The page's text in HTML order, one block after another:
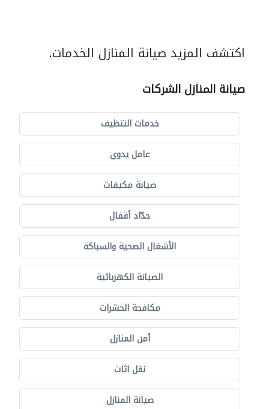
اكتشف المزيد صيانة المنازل الخدمات.
صيانة المنازل الشركات
خدمات التنظيف
عامل يدوي
صيانة مكيفات
حدّاد أقفال
الأشغال الصحية والسباكة
الصيانة الكهربائية
مكافحة الحشرات
أمن المنازل
نقل اثاث
صيانة المنازل